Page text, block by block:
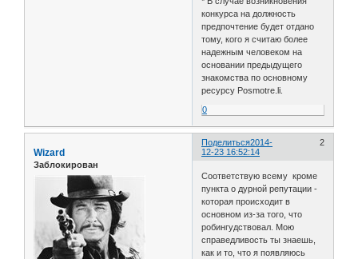
конкурса на должность
предпочтение будет отдано
тому, кого я считаю более
надежным человеком на
основании предыдущего
знакомства по основному
ресурсу Posmotre.li.
0
Поделиться 2
2014-
12-23 16:52:14
Wizard
Заблокирован
Соответствую всему кроме
пункта о дурной репутации -
которая происходит в
основном из-за того, что
робингудствовал. Мою
справедливость ты знаешь,
как и то, что я появляюсь